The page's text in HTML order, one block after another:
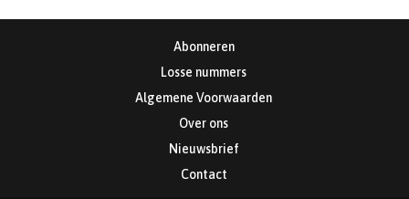
Abonneren
Losse nummers
Algemene Voorwaarden
Over ons
Nieuwsbrief
Contact